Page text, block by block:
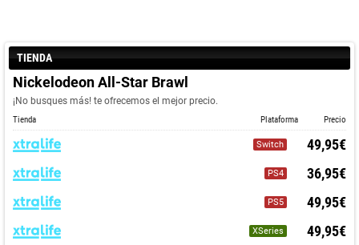
TIENDA
Nickelodeon All-Star Brawl
¡No busques más! te ofrecemos el mejor precio.
Tienda Plataforma Precio
Switch 49,95€
PS4 36,95€
PS5 49,95€
XSeries 49,95€